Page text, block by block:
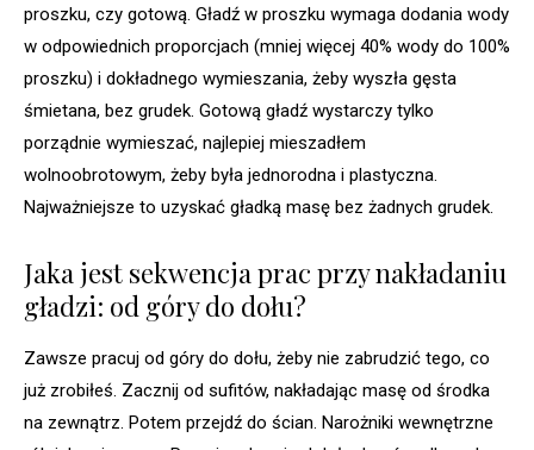
proszku, czy gotową. Gładź w proszku wymaga dodania wody
w odpowiednich proporcjach (mniej więcej 40% wody do 100%
proszku) i dokładnego wymieszania, żeby wyszła gęsta
śmietana, bez grudek. Gotową gładź wystarczy tylko
porządnie wymieszać, najlepiej mieszadłem
wolnoobrotowym, żeby była jednorodna i plastyczna.
Najważniejsze to uzyskać gładką masę bez żadnych grudek.
Jaka jest sekwencja prac przy nakładaniu
gładzi: od góry do dołu?
Zawsze pracuj od góry do dołu, żeby nie zabrudzić tego, co
już zrobiłeś. Zacznij od sufitów, nakładając masę od środka
na zewnątrz. Potem przejdź do ścian. Narożniki wewnętrzne